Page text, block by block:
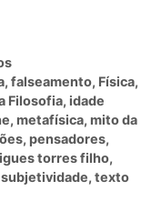
, falseamento, Física,
Filosofia, idade
, metafísica, mito da
, pensadores,
torres filho,
subjetividade, texto